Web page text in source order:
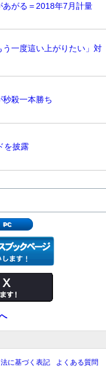
あがる＝2018年7月計量
う一度這い上がりたい」対
秒殺一本勝ち
を披露
PC
に基づく表記 よくある質問